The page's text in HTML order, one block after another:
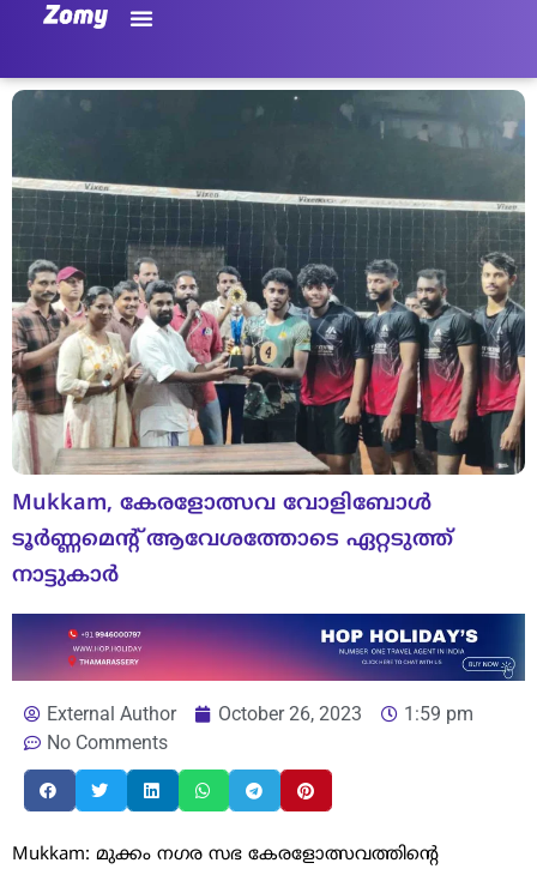
Mukkam, കേരളോത്സവ വോളിബോൾ
ടൂർണ്ണമെന്റ് ആവേശത്തോടെ ഏറ്റടുത്ത്
നാട്ടുകാർ
External Author October 26, 2023
1:59 pm
No Comments
Mukkam: മുക്കം നഗര സഭ കേരളോത്സവത്തിന്റെ